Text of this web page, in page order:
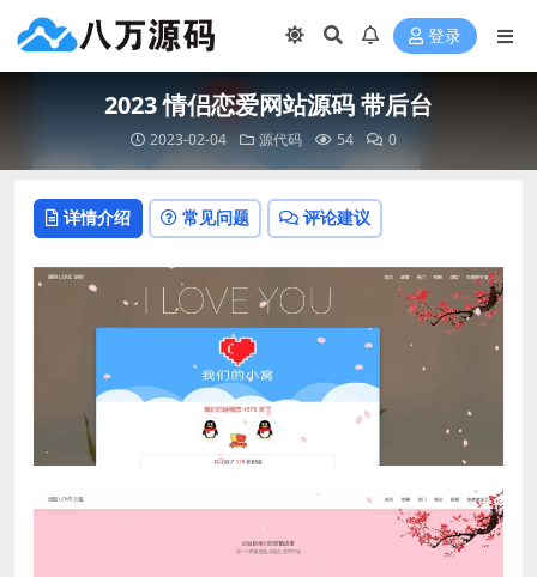
登录
2023 情侣恋爱网站源码 带后台
2023-02-04 源代码 54 0
详情介绍 常见问题 评论建议